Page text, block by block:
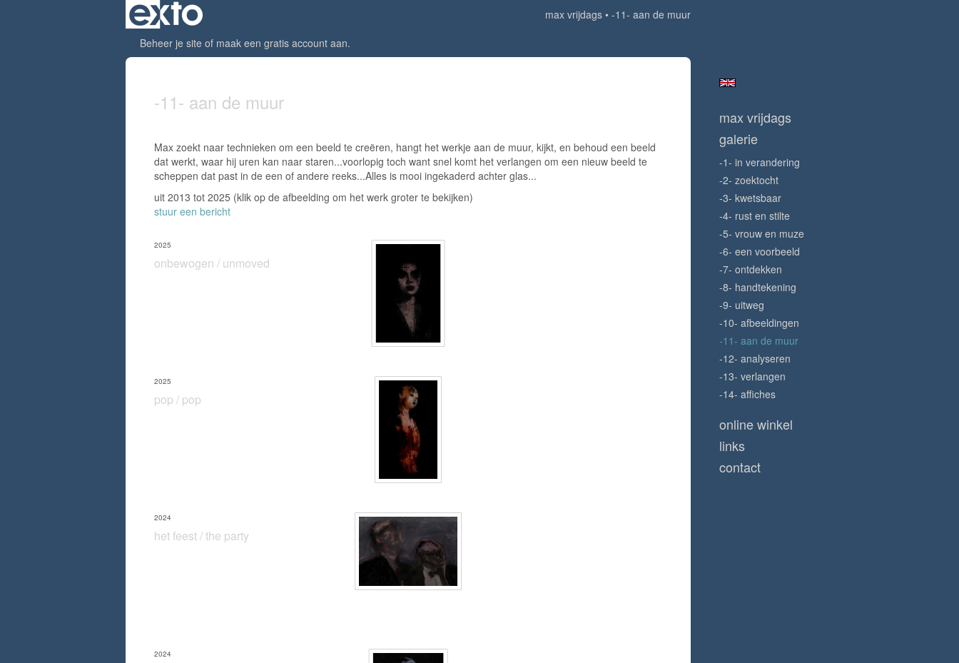
max vrijdags
-11- aan de muur
Beheer je site of maak een gratis account aan.
-11- aan de muur
Max zoekt naar technieken om een beeld te creëren, hangt het werkje aan de muur, kijkt, en behoud een beeld
dat werkt, waar hij uren kan naar staren...voorlopig toch want snel komt het verlangen om een nieuw beeld te
scheppen dat past in de een of andere reeks...Alles is mooi ingekaderd achter glas...
uit 2013 tot 2025 (klik op de afbeelding om het werk groter te bekijken)
stuur een bericht
onbewogen / unmoved
2025
pop / pop
2025
het feest / the party
2024
2024
max vrijdags
galerie
-1- in verandering
-2- zoektocht
-3- kwetsbaar
-4- rust en stilte
-5- vrouw en muze
-6- een voorbeeld
-7- ontdekken
-8- handtekening
-9- uitweg
-10- afbeeldingen
-11- aan de muur
-12- analyseren
-13- verlangen
-14- affiches
online winkel
links
contact